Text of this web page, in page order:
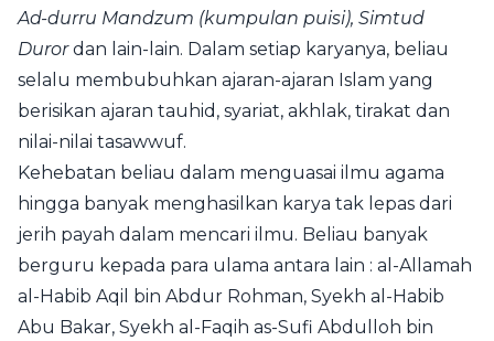
Ad-durru Mandzum (kumpulan puisi), Simtud
Durordan lain-lain. Dalam setiap karyanya, beliau
selalu membubuhkan ajaran-ajaran Islam yang
berisikan ajaran tauhid, syariat, akhlak, tirakat dan
nilai-nilai tasawwuf.
Kehebatan beliau dalam menguasai ilmu agama
hingga banyak menghasilkan karya tak lepas dari
jerih payah dalam mencari ilmu. Beliau banyak
berguru kepada para ulama antara lain : al-Allamah
al-Habib Aqil bin Abdur Rohman, Syekh al-Habib
Abu Bakar, Syekh al-Faqih as-Sufi Abdulloh bin